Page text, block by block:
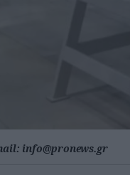
info@pronews.gr